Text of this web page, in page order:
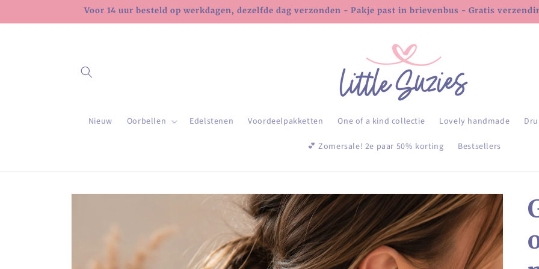
content
Voor 14 uur besteld op werkdagen, dezelfde dag verzonden - Pakje past in brievenbus - Gratis
Nieuw Oorbellen Edelstenen Voordeelpakketten One of a kind collectie Lovely handmade
💕 Zomersale! 2e paar 50% korting Bestsellers